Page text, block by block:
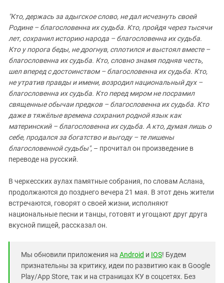
"Кто, держась за адыгское слово, не дал исчезнуть своей
Родине – благословенна их судьба. Кто, пройдя через тысячи
лет, сохранил историю народа – благословенна их судьба.
Кто у порога беды, не дрогнув, сплотился и выстоял вместе –
благословенна их судьба. Кто, словно знамя подняв честь,
шел вперед с достоинством – благословенна их судьба. Кто,
не утратив правды и имени, возродил национальный дух –
благословенна их судьба. Кто перед миром не посрамил
священные обычаи предков – благословенна их судьба. Кто
даже в тяжёлые времена сохранил родной язык как
материнский – благословенна их судьба. А кто, думая лишь о
себе, продался за богатство и выгоду – те лишены
благословенной судьбы", – прочитал он произведение в
переводе на русский.
В черкесских аулах памятные собрания, по словам Аслана,
продолжаются до позднего вечера 21 мая. В этот день жители
встречаются, говорят о своей жизни, исполняют
национальные песни и танцы, готовят и угощают друг друга
вкусной пищей, рассказал он.
Мы обновили приложения на Android и IOS! Будем
признательны за критику, идеи по развитию как в Google
Play/App Store, так и на страницах КУ в соцсетях. Без